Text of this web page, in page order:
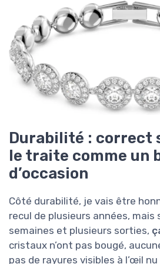
Durabilité : correct
le traite comme un
d’occasion
Côté durabilité, je vais être
recul de plusieurs années, mais
semaines et plusieurs sorties,
cristaux n’ont pas bougé,
pas de rayures visibles à l’œil nu